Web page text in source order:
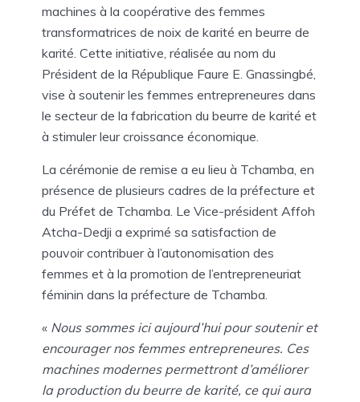
machines à la coopérative des femmes
transformatrices de noix de karité en beurre de
karité. Cette initiative, réalisée au nom du
Président de la République Faure E. Gnassingbé,
vise à soutenir les femmes entrepreneures dans
le secteur de la fabrication du beurre de karité et
à stimuler leur croissance économique.
La cérémonie de remise a eu lieu à Tchamba, en
présence de plusieurs cadres de la préfecture et
du Préfet de Tchamba. Le Vice-président Affoh
Atcha-Dedji a exprimé sa satisfaction de
pouvoir contribuer à l’autonomisation des
femmes et à la promotion de l’entrepreneuriat
féminin dans la préfecture de Tchamba.
« Nous sommes ici aujourd’hui pour soutenir et
encourager nos femmes entrepreneures. Ces
machines modernes permettront d’améliorer
la production du beurre de karité, ce qui aura